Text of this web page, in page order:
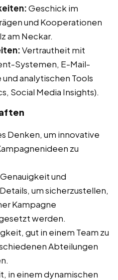
Geschick im
und Kooperationen
am Neckar.
Vertrautheit mit
Systemen, E-Mail-
analytischen Tools
Social Media Insights).
Denken, um innovative
zu
Genauigkeit und
um sicherzustellen,
Kampagne
werden.
gut in einem Team zu
Abteilungen
in einem dynamischen